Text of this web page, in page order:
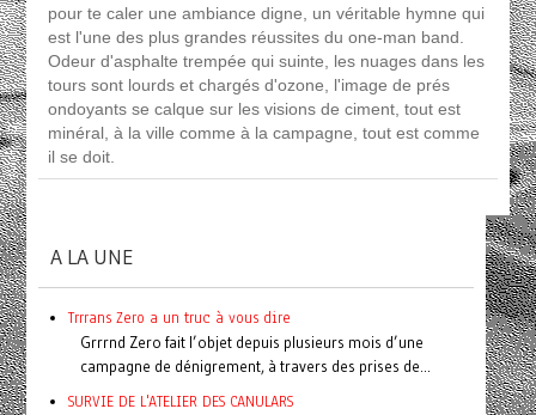
pour te caler une ambiance digne, un véritable hymne qui
est l'une des plus grandes réussites du one-man band.
Odeur d'asphalte trempée qui suinte, les nuages dans les
tours sont lourds et chargés d'ozone, l'image de prés
ondoyants se calque sur les visions de ciment, tout est
minéral, à la ville comme à la campagne, tout est comme
il se doit.
A LA UNE
Trrrans Zero a un truc à vous dire
Grrrnd Zero fait l’objet depuis plusieurs mois d’une
campagne de dénigrement, à travers des prises de...
SURVIE DE L'ATELIER DES CANULARS